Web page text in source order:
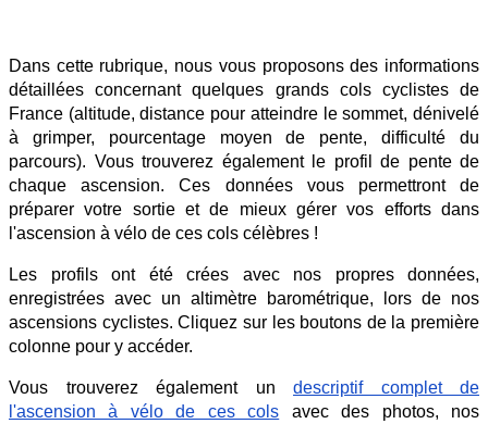
CONSEILS
GRANDS COLS A VELO
SOLDES
Dans cette rubrique, nous vous proposons des informations
détaillées concernant quelques grands cols cyclistes de
France (altitude, distance pour atteindre le sommet, dénivelé
à grimper, pourcentage moyen de pente, difficulté du
parcours). Vous trouverez également le profil de pente de
chaque ascension. Ces données vous permettront de
préparer votre sortie et de mieux gérer vos efforts dans
l'ascension à vélo de ces cols célèbres !
Les profils ont été crées avec nos propres données,
enregistrées avec un altimètre barométrique, lors de nos
ascensions cyclistes. Cliquez sur les boutons de la première
colonne pour y accéder.
Vous trouverez également un descriptif complet de
l'ascension à vélo de ces cols avec des photos, nos